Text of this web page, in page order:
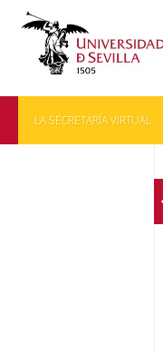
LA SECRETARÍA VIRTUAL